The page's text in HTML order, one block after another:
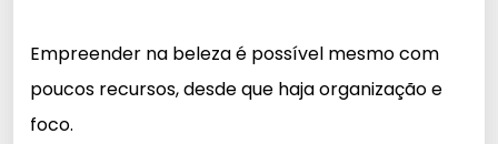
Empreender na beleza é possível mesmo com
poucos recursos, desde que haja organização e
foco.